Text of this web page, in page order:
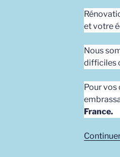
et votre
Nous
difficiles
Pour vos
France.